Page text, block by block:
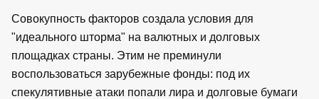
Совокупность факторов создала условия для
"идеального шторма" на валютных и долговых
площадках страны. Этим не преминули
воспользоваться зарубежные фонды: под их
спекулятивные атаки попали лира и долговые бумаги